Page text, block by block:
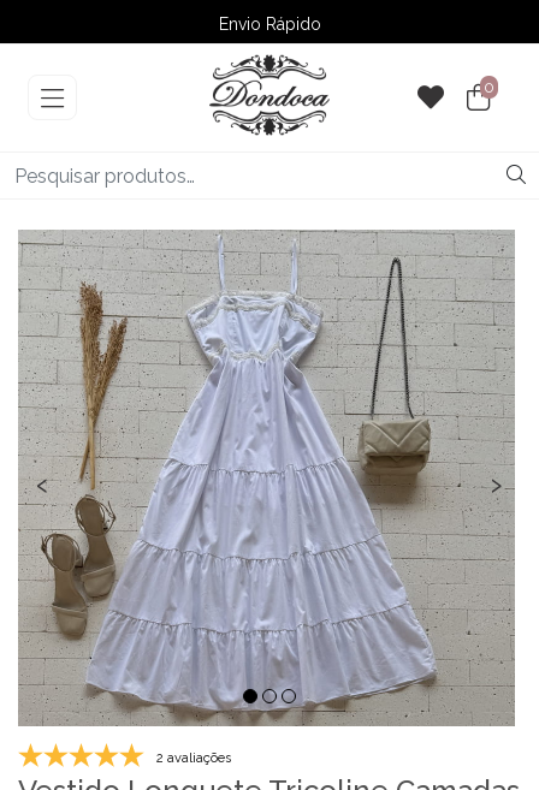
Envio Rápido
➚ Ofertas– Até 60% OFF
0
‹ ›
2 avaliações